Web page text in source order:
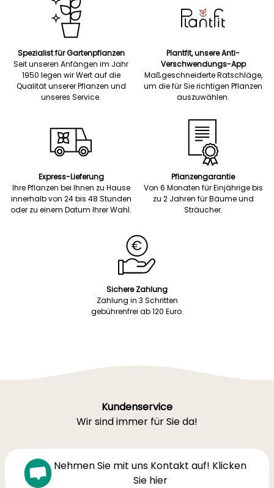
Spezialist für Gartenpflanzen
Seit unseren Anfängen im Jahr
1950 legen wir Wert auf die
Qualität unserer Pflanzen und
unseres Service.
Plantfit, unsere Anti-
Verschwendungs-App
Maßgeschneiderte Ratschläge,
um die für Sie richtigen Pflanzen
auszuwählen.
Express-Lieferung
Ihre Pflanzen bei Ihnen zu Hause
innerhalb von 24 bis 48 Stunden
oder zu einem Datum Ihrer Wahl.
Pflanzengarantie
Von 6 Monaten für Einjährige bis
zu 2 Jahren für Bäume und
Sträucher.
Sichere Zahlung
Zahlung in 3 Schritten
gebührenfrei ab 120 Euro.
Kundenservice
Wir sind immer für Sie da!
Nehmen Sie mit uns Kontakt auf! Klicken
Sie hier